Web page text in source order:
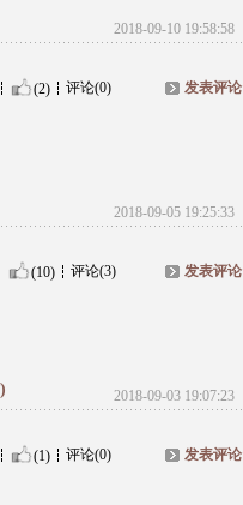
2018-09-10 19:58:58
(2) 评论(0) 发表评论
2018-09-05 19:25:33
(10) 评论(3) 发表评论
2018-09-03 19:07:23
(1) 评论(0) 发表评论